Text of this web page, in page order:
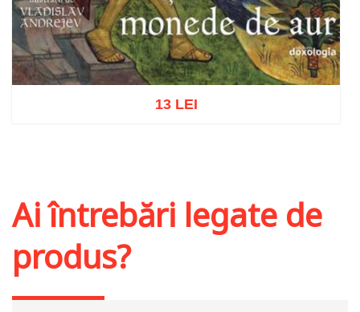
13 LEI
Ai întrebări legate de
produs?